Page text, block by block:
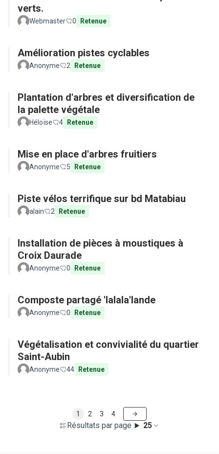
verts.
Webmaster 0 Retenue
Amélioration pistes cyclables
Anonyme 2 Retenue
Plantation d'arbres et diversification de
la palette végétale
Héloïse 4 Retenue
Mise en place d'arbres fruitiers
Anonyme 5 Retenue
Piste vélos terrifique sur bd Matabiau
alain 2 Retenue
Installation de pièces à moustiques à
Croix Daurade
Anonyme 0 Retenue
Composte partagé 'lalala'lande
Anonyme 0 Retenue
Végétalisation et convivialité du quartier
Saint-Aubin
Anonyme 44 Retenue
Résultats par page : 25
1 2 3 4